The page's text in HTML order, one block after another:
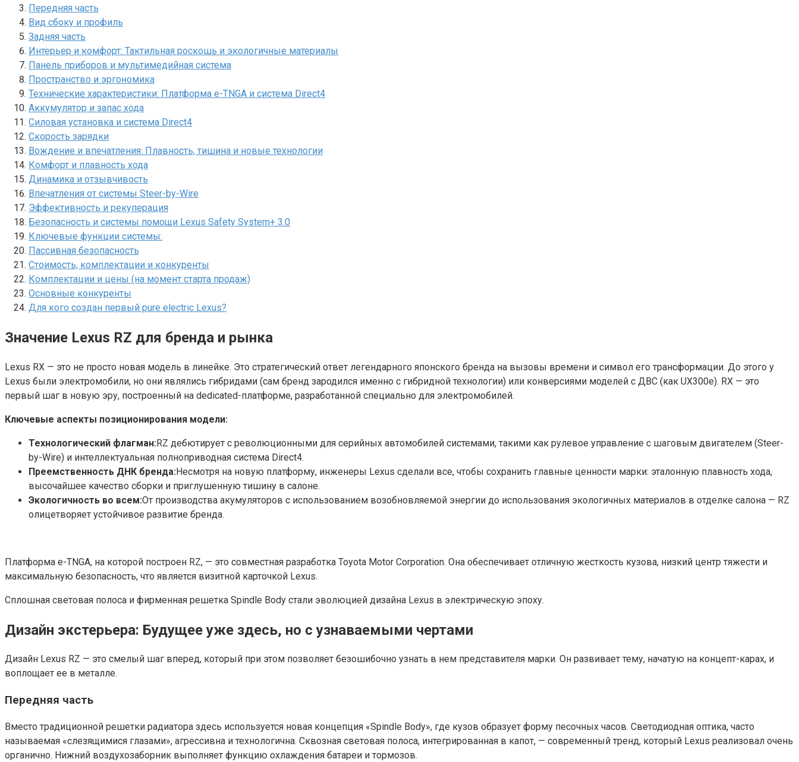
Передняя часть
Вид сбоку и профиль
Задняя часть
Интерьер и комфорт: Тактильная роскошь и экологичные материалы
Панель приборов и мультимедийная система
Пространство и эргономика
Технические характеристики: Платформа e-TNGA и система Direct4
Аккумулятор и запас хода
Силовая установка и система Direct4
Скорость зарядки
Вождение и впечатления: Плавность, тишина и новые технологии
Комфорт и плавность хода
Динамика и отзывчивость
Впечатления от системы Steer-by-Wire
Эффективность и рекуперация
Безопасность и системы помощи Lexus Safety System+ 3.0
Ключевые функции системы:
Пассивная безопасность
Стоимость, комплектации и конкуренты
Комплектации и цены (на момент старта продаж)
Основные конкуренты
Для кого создан первый pure electric Lexus?
Значение Lexus RZ для бренда и рынка
Lexus RX — это не просто новая модель в линейке. Это стратегический ответ легендарного японского бренда на вызовы времени и символ его трансформации. До этого у
Lexus были электромобили, но они являлись гибридами (сам бренд зародился именно с гибридной технологии) или конверсиями моделей с ДВС (как UX300e). RX — это
первый шаг в новую эру, построенный на dedicated-платформе, разработанной специально для электромобилей.
Ключевые аспекты позиционирования модели:
Технологический флагман:RZ дебютирует с революционными для серийных автомобилей системами, такими как рулевое управление с шаговым двигателем (Steer-
by-Wire) и интеллектуальная полноприводная система Direct4.
Преемственность ДНК бренда:Несмотря на новую платформу, инженеры Lexus сделали все, чтобы сохранить главные ценности марки: эталонную плавность хода,
высочайшее качество сборки и приглушенную тишину в салоне.
Экологичность во всем:От производства акумуляторов с использованием возобновляемой энергии до использования экологичных материалов в отделке салона — RZ
олицетворяет устойчивое развитие бренда.
Платформа e-TNGA, на которой построен RZ, — это совместная разработка Toyota Motor Corporation. Она обеспечивает отличную жесткость кузова, низкий центр тяжести и
максимальную безопасность, что является визитной карточкой Lexus.
Сплошная световая полоса и фирменная решетка Spindle Body стали эволюцией дизайна Lexus в электрическую эпоху.
Дизайн экстерьера: Будущее уже здесь, но с узнаваемыми чертами
Дизайн Lexus RZ — это смелый шаг вперед, который при этом позволяет безошибочно узнать в нем представителя марки. Он развивает тему, начатую на концепт-карах, и
воплощает ее в металле.
Передняя часть
Вместо традиционной решетки радиатора здесь используется новая концепция «Spindle Body», где кузов образует форму песочных часов. Светодиодная оптика, часто
называемая «слезящимися глазами», агрессивна и технологична. Сквозная световая полоса, интегрированная в капот, — современный тренд, который Lexus реализовал очень
органично. Нижний воздухозаборник выполняет функцию охлаждения батареи и тормозов.